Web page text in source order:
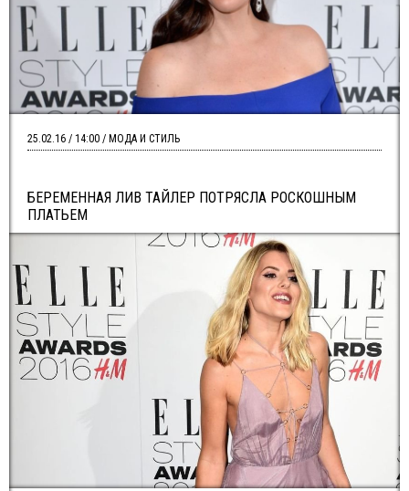
БЕРЕМЕННАЯ ЛИВ ТАЙЛЕР ПОТРЯСЛА РОСКОШНЫМ
ПЛАТЬЕМ
25.02.16 / 14:00 / МОДА И СТИЛЬ